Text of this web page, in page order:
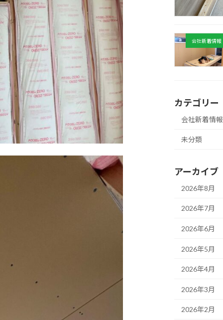
会社新着情報
カテゴリー
会社新着情報
未分類
アーカイブ
2026年8月
2026年7月
2026年6月
2026年5月
2026年4月
2026年3月
2026年2月